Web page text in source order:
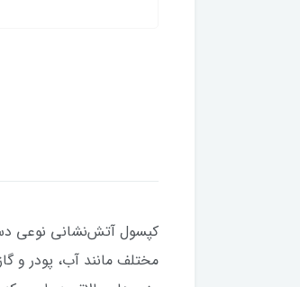
کپسول آتش‌نشانی نوعی